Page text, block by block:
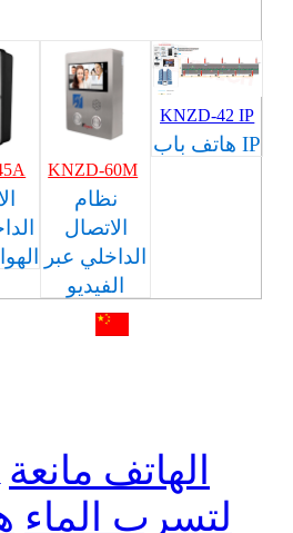
KNZD-60M
نظام
الاتصال
الداخلي عبر
الفيديو
KNZD-42 IP
هاتف باب IP
الهاتف مانعة
لتسرب الماء